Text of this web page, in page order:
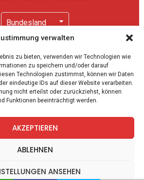
verwalten
zu bieten, verwenden wir Technologien wie
zu speichern und/oder darauf
Technologien zustimmst, können wir Daten
eindeutige IDs auf dieser Website verarbeiten.
nicht erteilst oder zurückziehst, können
Funktionen beeinträchtigt werden.
AKZEPTIEREN
ABLEHNEN
ANSEHEN
akzeptierst Du unsere
.
twitter